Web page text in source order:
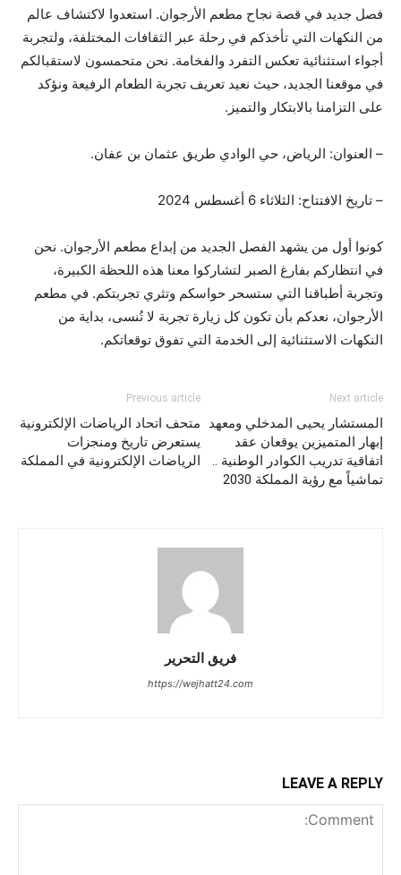
فصل جديد في قصة نجاح مطعم الأرجوان. استعدوا لاكتشاف عالم
من النكهات التي تأخذكم في رحلة عبر الثقافات المختلفة، ولتجربة
أجواء استثنائية تعكس التفرد والفخامة. نحن متحمسون لاستقبالكم
في موقعنا الجديد، حيث نعيد تعريف تجربة الطعام الرفيعة ونؤكد
على التزامنا بالابتكار والتميز.
– العنوان: الرياض، حي الوادي طريق عثمان بن عفان.
– تاريخ الافتتاح: الثلاثاء 6 أغسطس 2024
كونوا أول من يشهد الفصل الجديد من إبداع مطعم الأرجوان. نحن
في انتظاركم بفارغ الصبر لتشاركوا معنا هذه اللحظة الكبيرة،
وتجربة أطباقنا التي ستسحر حواسكم وتثري تجربتكم. في مطعم
الأرجوان، نعدكم بأن تكون كل زيارة تجربة لا تُنسى، بداية من
النكهات الاستثنائية إلى الخدمة التي تفوق توقعاتكم.
Previous article
متحف اتحاد الرياضات الإلكترونية
يستعرض تاريخ ومنجزات
الرياضات الإلكترونية في المملكة
Next article
المستشار يحيى المدخلي ومعهد
إبهار المتميزين يوقعان عقد
اتفاقية تدريب الكوادر الوطنية ..
تماشياً مع رؤية المملكة 2030
فريق التحرير
https://wejhatt24.com
LEAVE A REPLY